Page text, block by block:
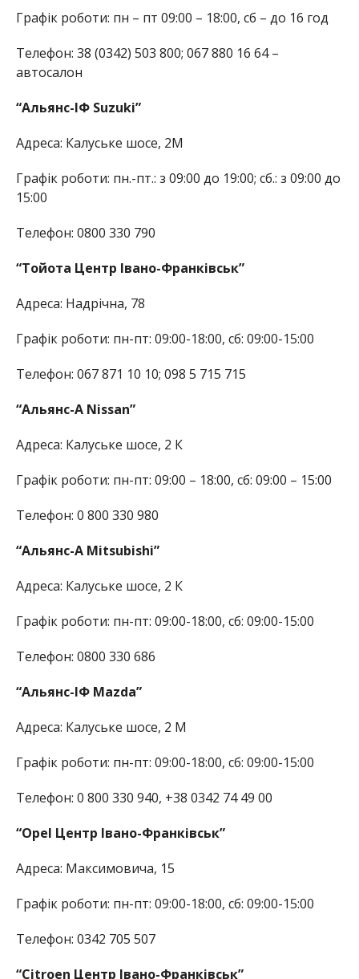
Графік роботи: пн – пт 09:00 – 18:00, сб – до 16 год
Телефон: 38 (0342) 503 800; 067 880 16 64 –
автосалон
“Альянс-ІФ Suzuki”
Адреса: Калуське шосе, 2М
Графік роботи: пн.-пт.: з 09:00 до 19:00; сб.: з 09:00 до
15:00
Телефон: 0800 330 790
“Тойота Центр Івано-Франківськ”
Адреса: Надрічна, 78
Графік роботи: пн-пт: 09:00-18:00, сб: 09:00-15:00
Телефон: 067 871 10 10; 098 5 715 715
“Альянс-А Nissan”
Адреса: Калуське шосе, 2 К
Графік роботи: пн-пт: 09:00 – 18:00, сб: 09:00 – 15:00
Телефон: 0 800 330 980
“Альянс-А Mitsubishi”
Адреса: Калуське шосе, 2 К
Графік роботи: пн-пт: 09:00-18:00, сб: 09:00-15:00
Телефон: 0800 330 686
“Альянс-ІФ Mazda”
Адреса: Калуське шосе, 2 М
Графік роботи: пн-пт: 09:00-18:00, сб: 09:00-15:00
Телефон: 0 800 330 940, +38 0342 74 49 00
“Opel Центр Івано-Франківськ”
Адреса: Максимовича, 15
Графік роботи: пн-пт: 09:00-18:00, сб: 09:00-15:00
Телефон: 0342 705 507
“Сitroen Центр Івано-Франківськ”